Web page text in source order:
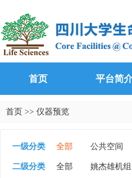
首页 平台简
首页 >> 仪器预览
一级分类 全部 公共空间
生物基础实验教学中
二级分类 全部 姚杰雄机组